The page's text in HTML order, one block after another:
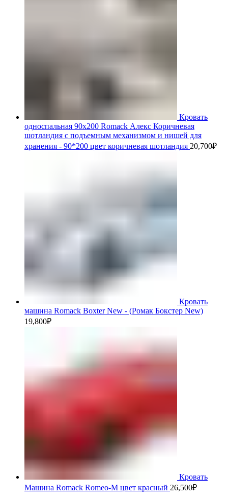
Кровать
односпальная 90х200 Romack Алекс Коричневая
шотландия с подъемным механизмом и нишей для
хранения - 90*200 цвет коричневая шотландия 20,700₽
Кровать
машина Romack Boxter New - (Ромак Бокстер New)
19,800₽
Кровать
Машина Romack Romeo-M цвет красный 26,500₽